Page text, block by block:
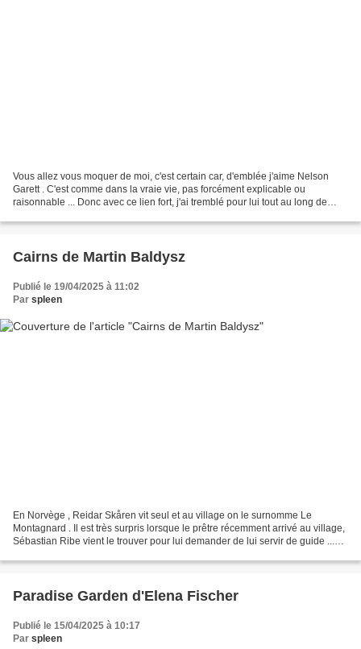
Vous allez vous moquer de moi, c'est certain car, d'emblée j'aime Nelson
Garett . C'est comme dans la vraie vie, pas forcément explicable ou
raisonnable ... Donc avec ce lien fort, j'ai tremblé pour lui tout au long de
Cairns de Martin Baldysz
Publié le 19/04/2025 à 11:02
Par spleen
En Norvège , Reidar Skåren vit seul et au village on le surnomme Le
Montagnard . Il est très surpris lorsque le prêtre récemment arrivé au village,
Sébastian Ribe vient le trouver pour lui demander de lui servir de guide ...
Paradise Garden d'Elena Fischer
Publié le 15/04/2025 à 10:17
Par spleen